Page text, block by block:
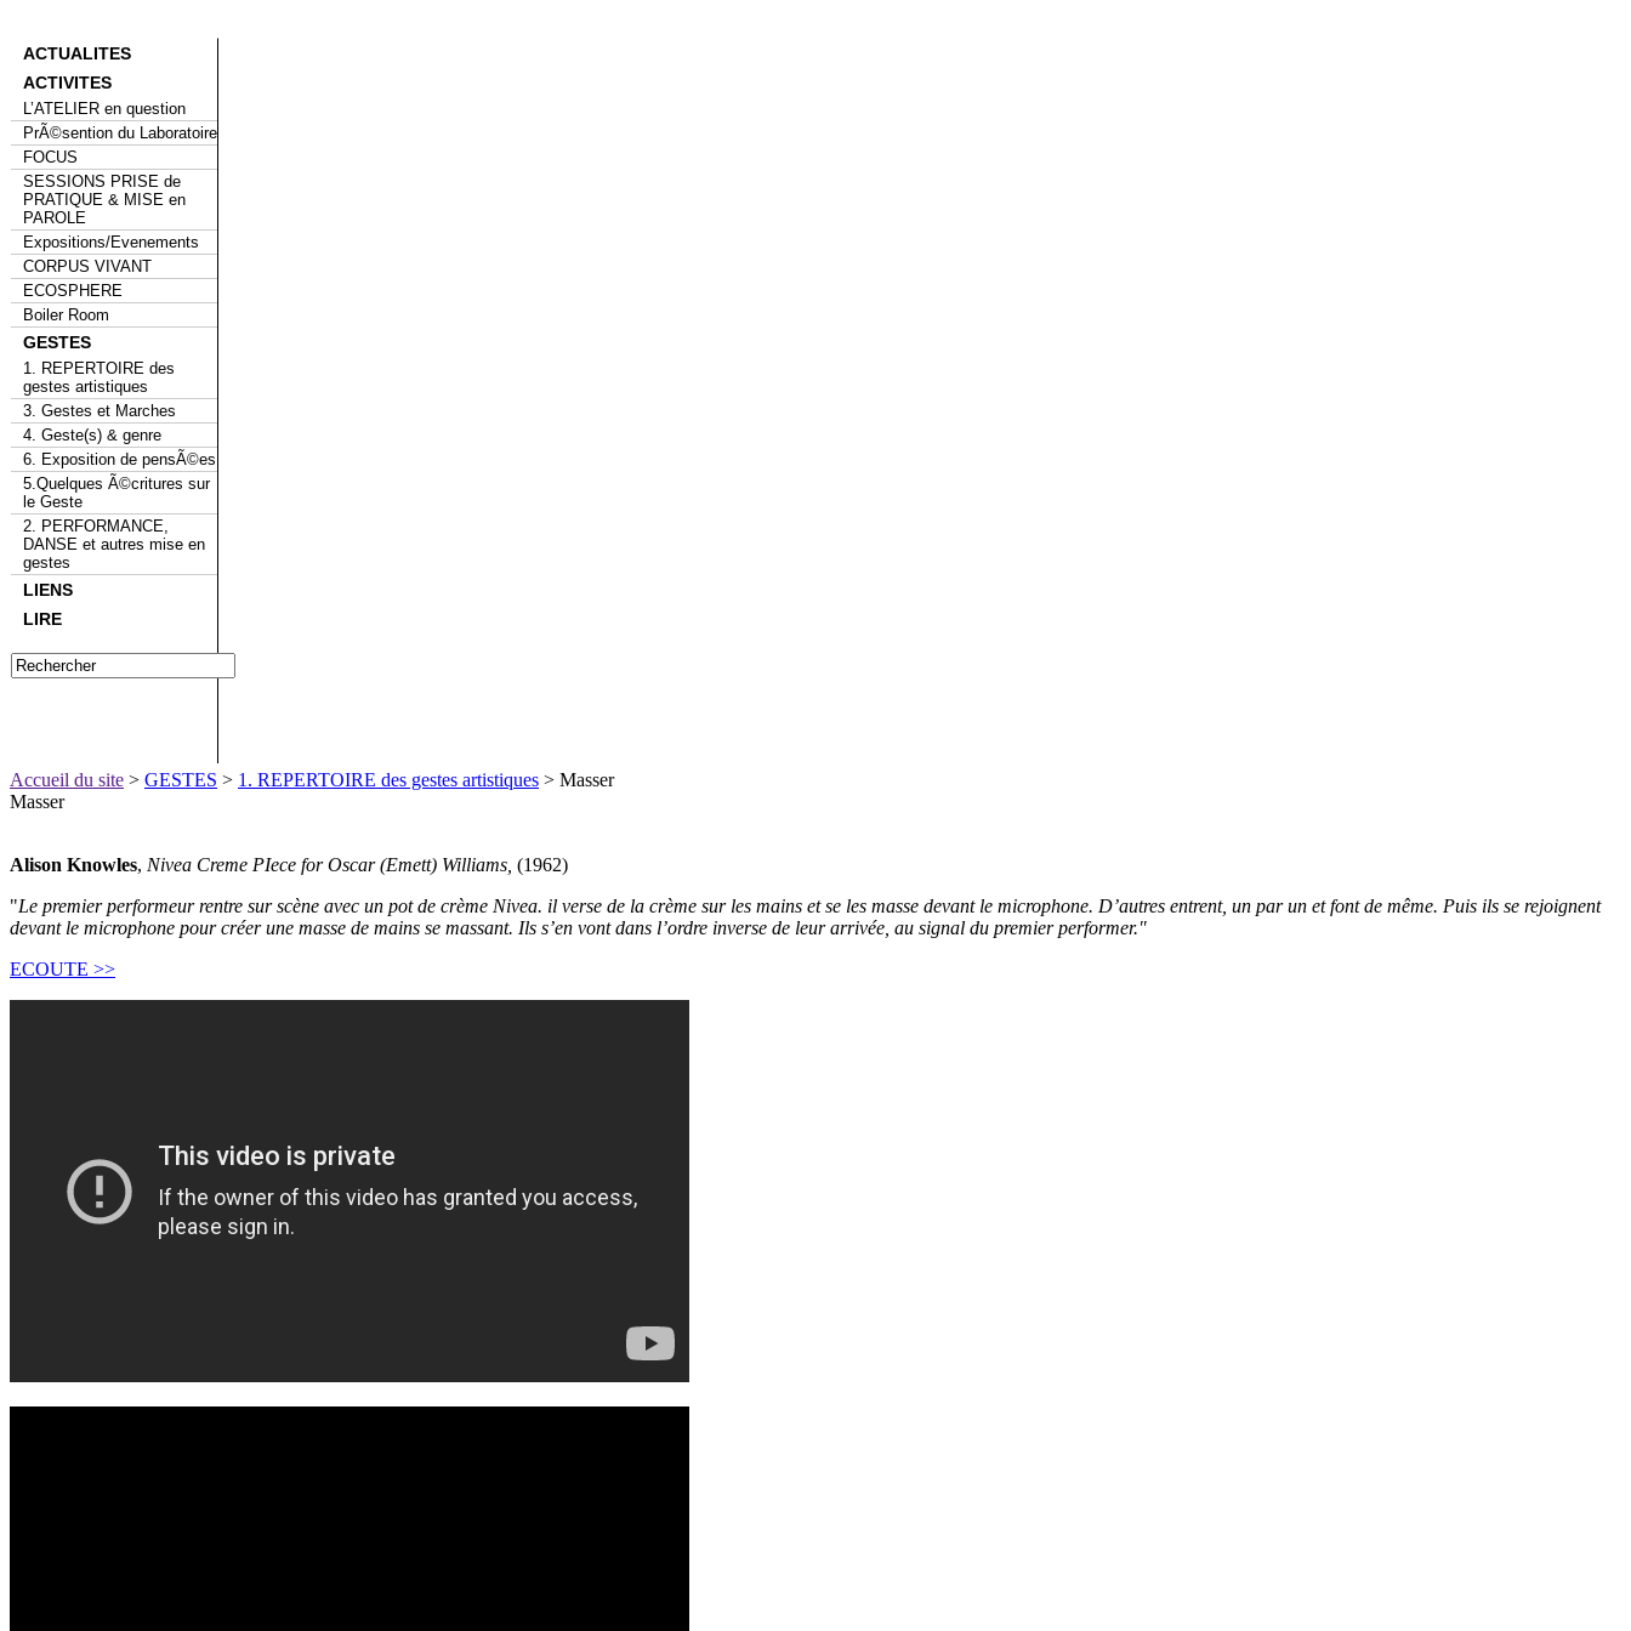
ACTUALITES
ACTIVITES
L’ATELIER en question
PrÃ©sention du Laboratoire
FOCUS
SESSIONS PRISE de
PRATIQUE & MISE en
PAROLE
Expositions/Evenements
CORPUS VIVANT
ECOSPHERE
Boiler Room
GESTES
1. REPERTOIRE des
gestes artistiques
3. Gestes et Marches
4. Geste(s) & genre
6. Exposition de pensÃ©es
5.Quelques Ã©critures sur
le Geste
2. PERFORMANCE,
DANSE et autres mise en
gestes
LIENS
LIRE
Accueil du site > GESTES > 1. REPERTOIRE des gestes artistiques > Masser
Masser
Alison Knowles, Nivea Creme PIece for Oscar (Emett) Williams, (1962)
"Le premier performeur rentre sur scène avec un pot de crème Nivea. il verse de la crème sur les mains et se les masse devant le microphone. D’autres entrent, un par un et font de même. Puis ils se rejoignent
devant le microphone pour créer une masse de mains se massant. Ils s’en vont dans l’ordre inverse de leur arrivée, au signal du premier performer."
ECOUTE >>